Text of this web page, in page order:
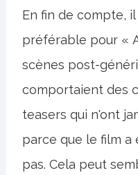
En fin de compte,
préférable pour «
scènes post-
comportaient des
teasers qui n'ont
parce que le film a
pas. Cela peut